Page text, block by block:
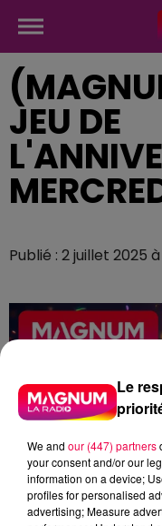
JEU DE
Publié : 2 juillet 2025
Le
We and our (447) partners
your consent and/or our
information on a device;
profiles for personalised
advertising; Measure